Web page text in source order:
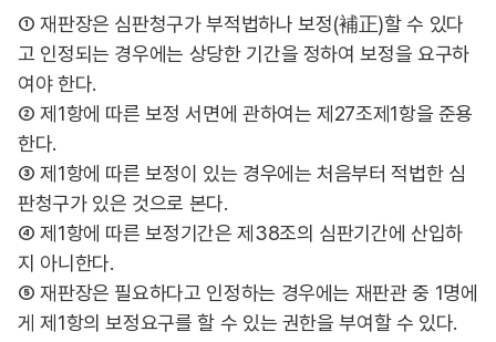
① 재판장은 심판청구가 부적법하나 보정(補正)할 수 있다
고 인정되는 경우에는 상당한 기간을 정하여 보정을 요구하
여야 한다.
② 제1항에 따른 보정 서면에 관하여는 제27조제1항을 준용
한다.
③ 제1항에 따른 보정이 있는 경우에는 처음부터 적법한 심
판청구가 있은 것으로 본다.
④ 제1항에 따른 보정기간은 제38조의 심판기간에 산입하
지 아니한다.
⑤ 재판장은 필요하다고 인정하는 경우에는 재판관 중 1명에
게 제1항의 보정요구를 할 수 있는 권한을 부여할 수 있다.